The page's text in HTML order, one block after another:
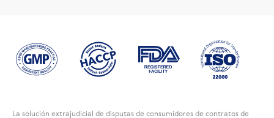
La solución extrajudicial de disputas de consumidores de contratos de